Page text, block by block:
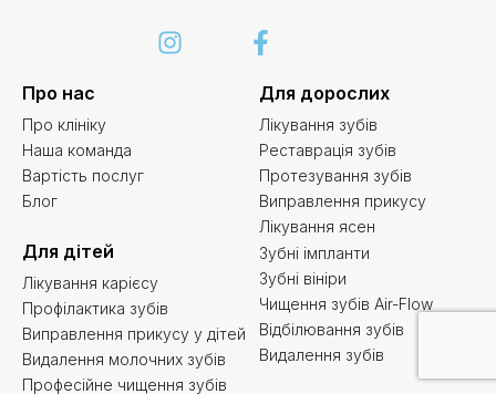
Про нас
Про клініку
Наша команда
Вартість послуг
Блог
Для дорослих
Лікування зубів
Реставрація зубів
Протезування зубів
Виправлення прикусу
Лікування ясен
Зубні імпланти
Зубні вініри
Чищення зубів Air-Flow
Відбілювання зубів
Видалення зубів
Для дітей
Лікування карієсу
Профілактика зубів
Виправлення прикусу у дітей
Видалення молочних зубів
Професійне чищення зубів